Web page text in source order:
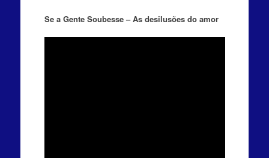
Se a Gente Soubesse – As desilusões do amor